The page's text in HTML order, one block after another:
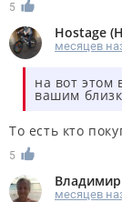
5
Hostage (
месяцев
на вот этом
вашим
То есть кто
5
месяцев